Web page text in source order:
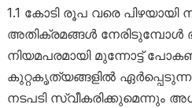
1.1 കോടി രൂപ വരെ
അതിക്രമങ്ങൾ നേരിടുമ്പോൾ
നിയമപരമായി മുന്നോട്ട്
കുറ്റകൃത്യങ്ങളിൽ
നടപടി സ്വീകരിക്കുമെന്നും